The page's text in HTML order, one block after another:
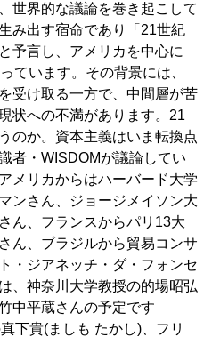
世界的な議論を巻き起こして
み出す宿命であり「21世紀
予言し、アメリカを中心に
ています。その背景には、
受け取る一方で、中間層が苦
状への不満があります。21
のか。資本主義はいま転換点
者・WISDOMが議論してい
メリカからはハーバード大学
ンさん、ジョージメイソン大
ん、フランスからパリ13大
ん、ブラジルから貿易コンサ
・ジアネッチ・ダ・フォンセ
、神奈川大学教授の的場昭弘
中平蔵さんの予定です
下貴(ましも たかし)、フリ